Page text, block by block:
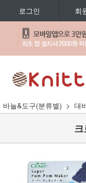
로그인 회
바늘&도구(분류별) 대